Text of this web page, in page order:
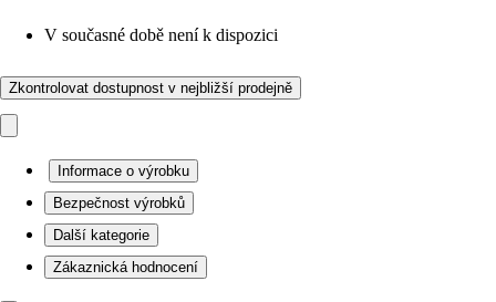
V současné době není k dispozici
Zkontrolovat dostupnost v nejbližší prodejně
Informace o výrobku
Bezpečnost výrobků
Další kategorie
Zákaznická hodnocení